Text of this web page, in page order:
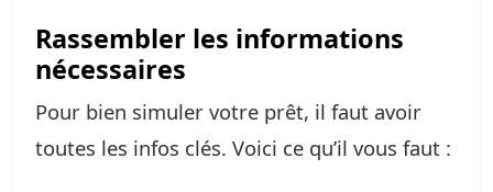
Rassembler les informations
nécessaires
Pour bien simuler votre prêt, il faut avoir
toutes les infos clés. Voici ce qu’il vous faut :